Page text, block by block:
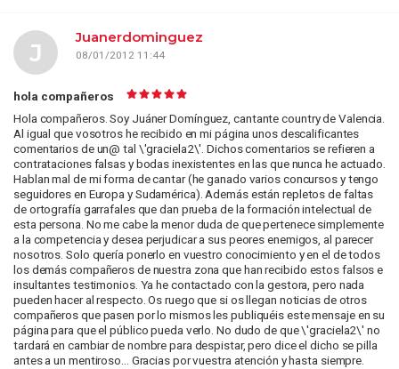
Juanerdominguez
08/01/2012 11:44
J
hola compañeros
Hola compañeros. Soy Juáner Domínguez, cantante country de Valencia.
Al igual que vosotros he recibido en mi página unos descalificantes
comentarios de un@ tal \'graciela2\'. Dichos comentarios se refieren a
contrataciones falsas y bodas inexistentes en las que nunca he actuado.
Hablan mal de mi forma de cantar (he ganado varios concursos y tengo
seguidores en Europa y Sudamérica). Además están repletos de faltas
de ortografía garrafales que dan prueba de la formación intelectual de
esta persona. No me cabe la menor duda de que pertenece simplemente
a la competencia y desea perjudicar a sus peores enemigos, al parecer
nosotros. Solo quería ponerlo en vuestro conocimiento y en el de todos
los demás compañeros de nuestra zona que han recibido estos falsos e
insultantes testimonios. Ya he contactado con la gestora, pero nada
pueden hacer al respecto. Os ruego que si os llegan noticias de otros
compañeros que pasen por lo mismos les publiquéis este mensaje en su
página para que el público pueda verlo. No dudo de que \'graciela2\' no
tardará en cambiar de nombre para despistar, pero dice el dicho se pilla
antes a un mentiroso... Gracias por vuestra atención y hasta siempre.